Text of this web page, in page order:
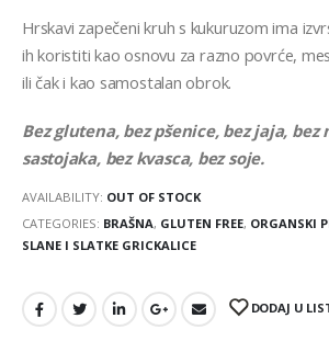
Hrskavi zapečeni kruh s kukuruzom ima
ih koristiti kao osnovu za razno povrće,
ili čak i kao samostalan obrok.
Bez glutena, bez pšenice, bez jaja,
sastojaka, bez kvasca, bez soje.
AVAILABILITY: OUT OF STOCK
CATEGORIES: BRAŠNA, GLUTEN FREE, ORGANSKI
SLANE I SLATKE GRICKALICE
DODAJ U